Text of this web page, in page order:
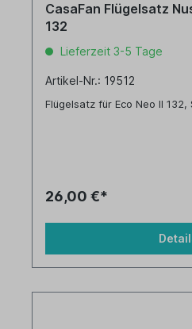
CasaFan Flügelsatz
132
Lieferzeit 3-5 Tage
Artikel-Nr.: 19512
Flügelsatz für Eco Neo II
26,00 €*